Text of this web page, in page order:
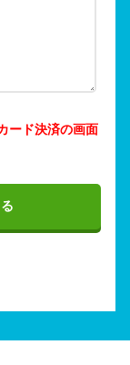
ード決済の画面